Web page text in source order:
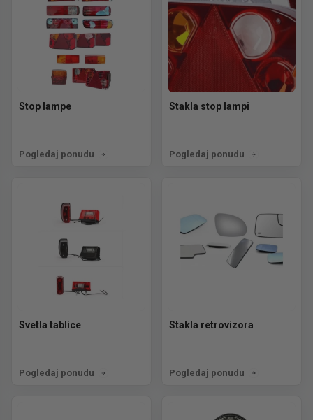
Stop lampe
Pogledaj ponudu
Stakla stop lampi
Pogledaj ponudu
Svetla tablice
Pogledaj ponudu
Stakla retrovizora
Pogledaj ponudu